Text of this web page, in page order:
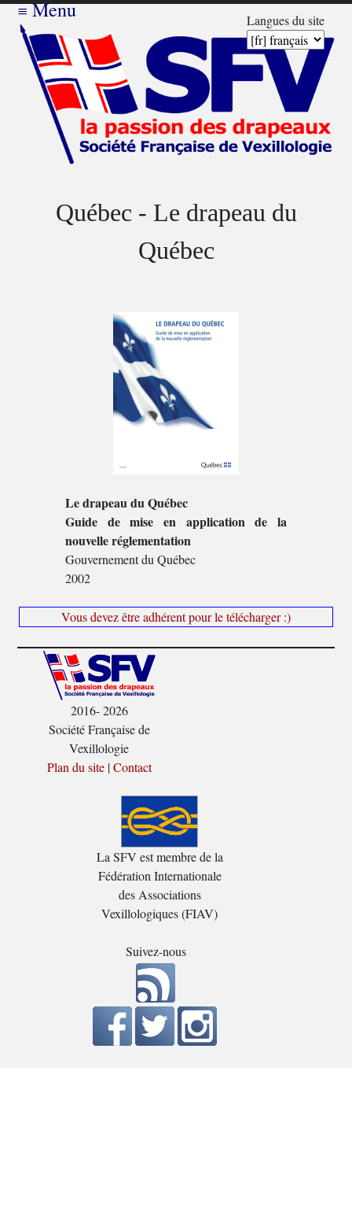
Langues du site
≡Menu
Québec - Le drapeau du
Québec
Le drapeau du Québec
Guide de mise en application de la
nouvelle réglementation
Gouvernement du Québec
2002
Vous devez être adhérent pour le télécharger :)
2016- 2026
Société Française de
Vexillologie
Plan du site|Contact
La SFV est membre de la
Fédération Internationale
des Associations
Vexillologiques (FIAV)
Suivez-nous